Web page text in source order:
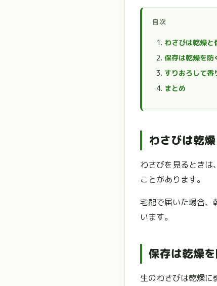
目次
わさびは乾燥と
保存は乾燥を防
すりおろして香
まとめ
わさびは乾
わさびを見るときは
ことがあります。
宅配で届いた場合、
います。
保存は乾燥
生のわさびは乾燥に